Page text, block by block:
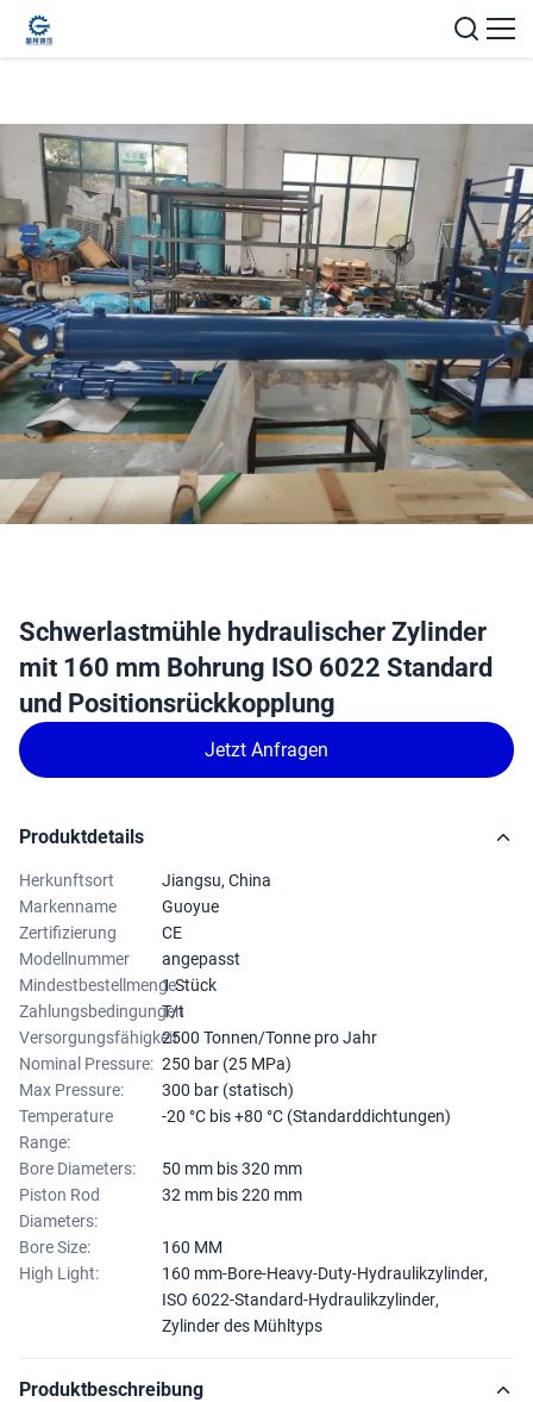
Schwerlastmühle hydraulischer Zylinder
mit 160 mm Bohrung ISO 6022 Standard
und Positionsrückkopplung
Jetzt Anfragen
Produktdetails
Herkunftsort
Jiangsu, China
Markenname
Guoyue
Zertifizierung
CE
Modellnummer
angepasst
Mindestbestellmenge1 Stück
Zahlungsbedingungen
T/t
Versorgungsfähigkeit2500 Tonnen/Tonne pro Jahr
Nominal Pressure: 250 bar (25 MPa)
Max Pressure:
300 bar (statisch)
Temperature
Range:
-20 °C bis +80 °C (Standarddichtungen)
Bore Diameters:
50 mm bis 320 mm
Piston Rod
Diameters:
32 mm bis 220 mm
Bore Size:
160 MM
High Light:
160 mm-Bore-Heavy-Duty-Hydraulikzylinder,
ISO 6022-Standard-Hydraulikzylinder,
Zylinder des Mühltyps
Produktbeschreibung